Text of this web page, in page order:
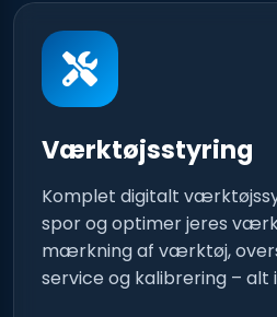
Værktøjsstyring
Komplet digitalt
spor og optimer jeres
mærkning af værktøj,
service og kalibrering – alt